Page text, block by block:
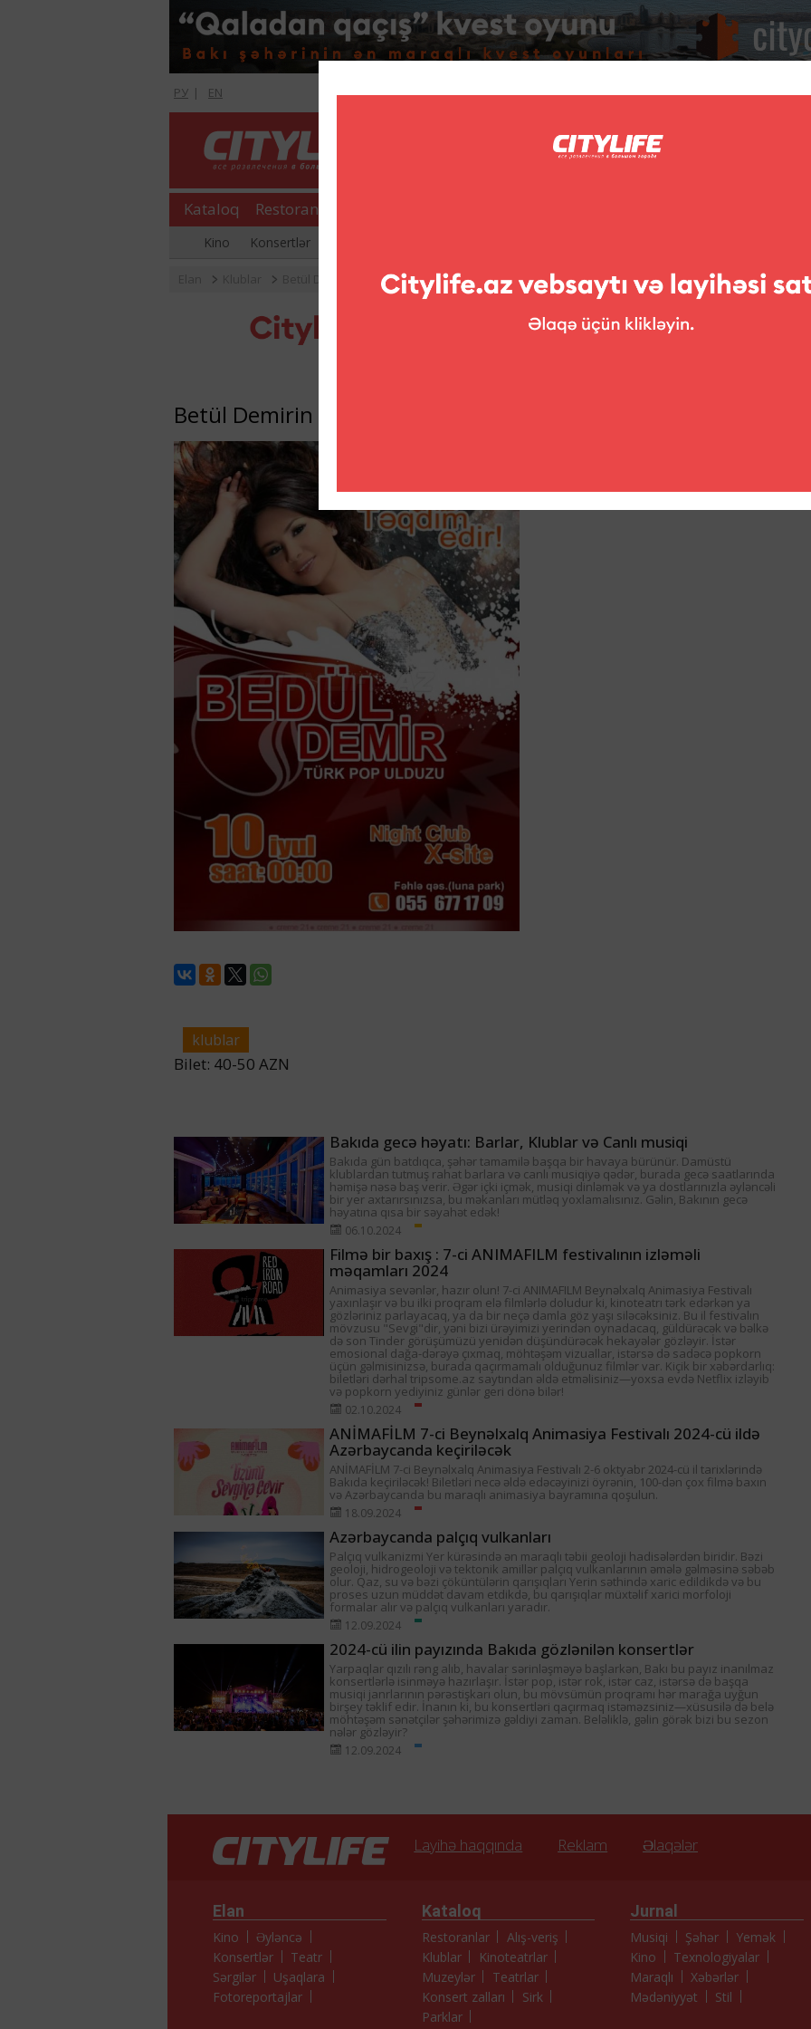
РУ | EN
Kataloq Restoranlar
Kino Konsertlər
Betül Demirin konserti
Betül Demirin konserti
klublar
Bilet: 40-50 AZN
Bakıda gecə həyatı: Barlar, Klublar və Canlı musiqi
Bakıda gün batdıqca, şəhər tamamilə başqa bir havaya bürünür. Damüstü
klublardan tutmuş rahat barlara və canlı musiqiyə qədər, burada gecə saatlarında
həmişə nəsə baş verir. Əgər içki içmək, musiqi dinləmək və ya dostlarınızla əyləncəli
bir yer axtarırsınızsa, bu məkanları mütləq yoxlamalısınız. Gəlin, Bakının gecə
həyatına qısa bir səyahət edək!
06.10.2024
Filmə bir baxış : 7-ci ANIMAFILM festivalının izləməli
məqamları 2024
Animasiya sevənlər, hazır olun! 7-ci ANIMAFILM Beynəlxalq Animasiya Festivalı
yaxınlaşır və bu ilki proqram elə filmlərlə doludur ki, kinoteatrı tərk edərkən ya
gözləriniz parlayacaq, ya da bir neçə damla göz yaşı siləcəksiniz. Bu il festivalın
mövzusu "Sevgi"dir, yəni bizi ürəyimizi yerindən oynadacaq, güldürəcək və bəlkə
də son Tinder görüşümüzü yenidən düşündürəcək hekayələr gözləyir. İstər
emosional dağa-dərəyə çıxmaq, möhtəşəm vizuallar, istərsə də sadəcə popkorn
üçün gəlmisinizsə, burada qaçırmamalı olduğunuz filmlər var. Kiçik bir xəbərdarlıq:
biletləri dərhal tripsome.az saytından əldə etməlisiniz—yoxsa evdə Netflix izləyib
və popkorn yediyiniz günlər geri dönə bilər!
02.10.2024
ANİMAFİLM 7-ci Beynəlxalq Animasiya Festivalı 2024-cü ildə
Azərbaycanda keçiriləcək
ANİMAFİLM 7-ci Beynəlxalq Animasiya Festivalı 2-6 oktyabr 2024-cü il tarixlərində
Bakıda keçiriləcək! Biletləri necə əldə edəcəyinizi öyrənin, 100-dən çox filmə baxın
və Azərbaycanda bu maraqlı animasiya bayramına qoşulun.
18.09.2024
Azərbaycanda palçıq vulkanları
Palçıq vulkanizmi Yer kürəsində ən maraqlı təbii geoloji hadisələrdən biridir. Bəzi
geoloji, hidrogeoloji və tektonik amillər palçıq vulkanlarının əmələ gəlməsinə səbəb
olur. Qaz, su və bəzi çöküntülərin qarışıqları Yerin səthində xaric edildikdə və bu
proses uzun müddət davam etdikdə, bu qarışıqlar müxtəlif xarici morfoloji
formalar alır və palçıq vulkanları yaradır.
12.09.2024
2024-cü ilin payızında Bakıda gözlənilən konsertlər
Yarpaqlar qızılı rəng alıb, havalar sərinləşməyə başlarkən, Bakı bu payız inanılmaz
konsertlərlə isinməyə hazırlaşır. İstər pop, istər rok, istər caz, istərsə də başqa
musiqi janrlarının pərəstişkarı olun, bu mövsümün proqramı hər marağa uyğun
birşey təklif edir. İnanın ki, bu konsertləri qaçırmaq istəməzsiniz—xüsusilə də belə
möhtəşəm sənətçilər şəhərimizə gəldiyi zaman. Beləliklə, gəlin görək bizi bu sezon
nələr gözləyir?
12.09.2024
Layihə haqqında Reklam Əlaqələr
Elan
Kino
Əyləncə
Konsertlər
Teatr
Sərgilər
Uşaqlara
Fotoreportajlar
Kataloq
Restoranlar
Alış-veriş
Klublar
Kinoteatrlar
Muzeylər
Teatrlar
Konsert zalları
Sirk
Parklar
Jurnal
Musiqi Şəhər
Yemək
Kino
Texnologiyalar
Maraqlı
Xəbərlər
Mədəniyyət
Stil